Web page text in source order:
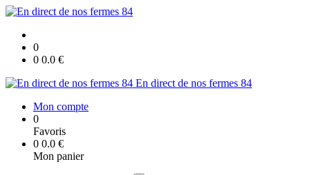
0
0 0.0 €
En direct de nos fermes 84
Mon compte
0
Favoris
0 0.0 €
Mon panier